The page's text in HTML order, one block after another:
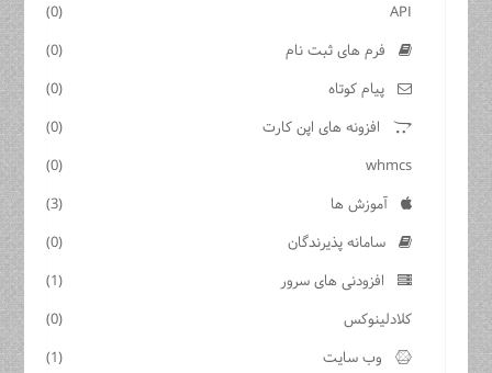
API
(0)
فرم های ثبت نام
(0)
پیام کوتاه
(0)
افزونه های اپن کارت
(0)
whmcs
(0)
آموزش ها
(3)
سامانه پذیرندگان
(0)
افزودنی های سرور
(1)
کلادلینوکس
(0)
وب سایت
(1)